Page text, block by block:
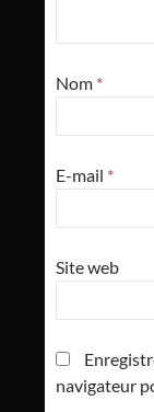
Nom *
E-mail *
Site web
navigateur